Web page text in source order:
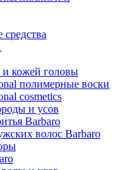
и кожей головы
полимерные воски
cosmetics
и усов
Barbaro
волос Barbaro